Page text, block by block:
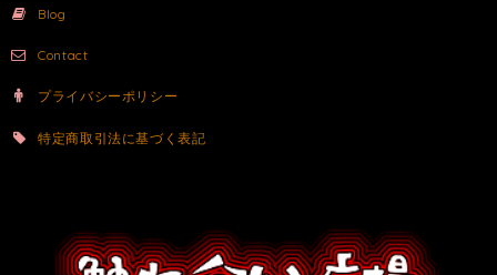
Blog
Contact
プライバシーポリシー
特定商取引法に基づく表記